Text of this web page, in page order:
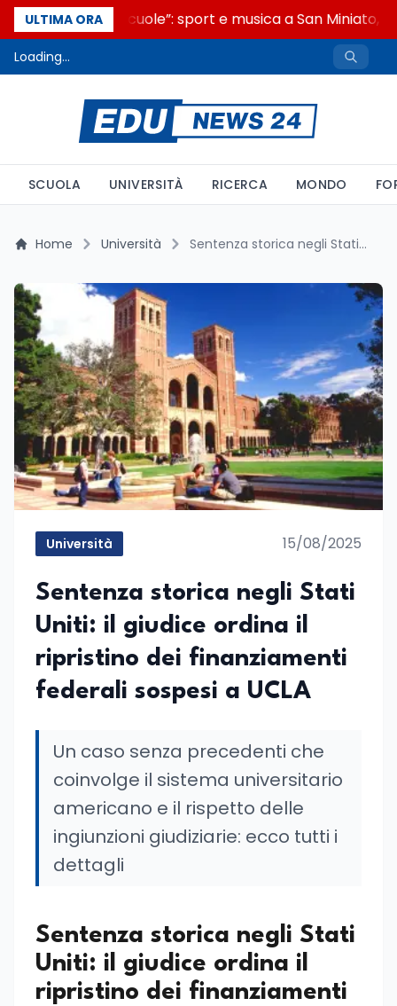
ULTIMA ORA
“Noi siamo le Scuole”: sport e musica a San Miniato,
Loading...
SCUOLA UNIVERSITÀ RICERCA MONDO
Home Università Sentenza storica negli Stati Uniti: il giudice ordina il ripristino dei finanziamenti federali sospesi a UCLA
Università 15/08/2025
Sentenza storica negli Stati
Uniti: il giudice ordina il
ripristino dei finanziamenti
federali sospesi a UCLA
Un caso senza precedenti che
coinvolge il sistema universitario
americano e il rispetto delle
ingiunzioni giudiziarie: ecco tutti i
dettagli
Sentenza storica negli Stati
Uniti: il giudice ordina il
ripristino dei finanziamenti